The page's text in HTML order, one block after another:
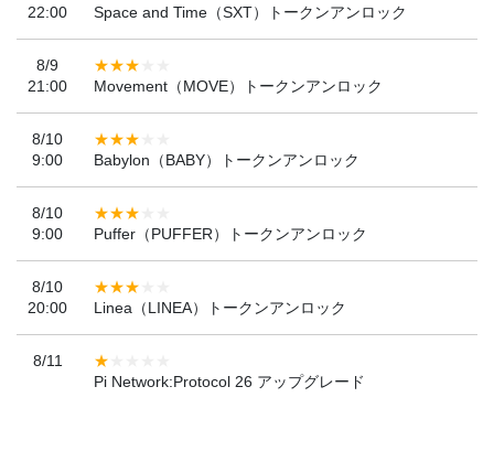
22:00
Space and Time（SXT）トークンアンロック
8/9
21:00
Movement（MOVE）トークンアンロック
8/10
9:00
Babylon（BABY）トークンアンロック
8/10
9:00
Puffer（PUFFER）トークンアンロック
8/10
20:00
Linea（LINEA）トークンアンロック
8/11
Pi Network:Protocol 26 アップグレード